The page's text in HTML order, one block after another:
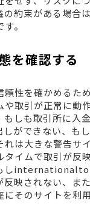
の約束がある場合
。
を確認する
頼性を確かめるた
や取引が正常に動
もしも取引所に入
しができない、も
れは大きな警告サ
タイムで取引が反
し
反映されない、ま
そのサイトを利